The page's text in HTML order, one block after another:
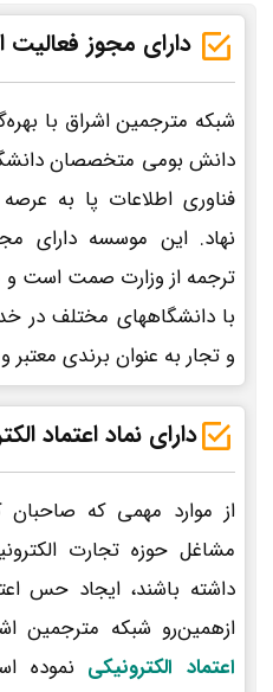
دارای مجوز
شبکه مترجمین اشراق با
دانش بومی متخصصان
فناوری اطلاعات پا به
نهاد. این موسسه دارای
ترجمه از وزارت صمت است و
با دانشگاههای مختلف در
و تجار به عنوان برندی
دارای نماد اعتماد
از موارد مهمی که
مشاغل حوزه تجارت
داشته باشند، ایجاد حس
ازهمین‌رو شبکه مترجمین
اعتماد الکترونیکی نموده